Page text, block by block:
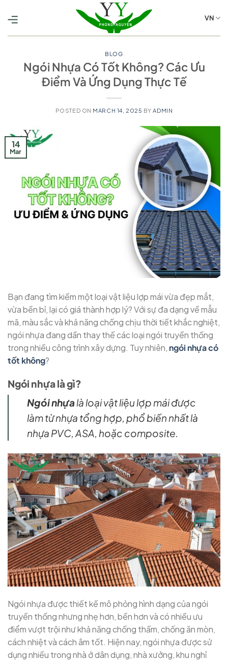
to
VN
BLOG
Ngói Nhựa Có Tốt Không? Các Ưu
Điểm Và Ứng Dụng Thực Tế
POSTED ON MARCH 14, 2025 BY ADMIN
14
Mar
Bạn đang tìm kiếm một loại vật liệu lợp mái vừa đẹp mắt,
vừa bền bỉ, lại có giá thành hợp lý? Với sự đa dạng về mẫu
mã, màu sắc và khả năng chống chịu thời tiết khắc nghiệt,
ngói nhựa đang dần thay thế các loại ngói truyền thống
trong nhiều công trình xây dựng. Tuy nhiên, ngói nhựa có
tốt không?
Ngói nhựa là gì?
Ngói nhựalà loại vật liệu lợp mái được
làm từ nhựa tổng hợp, phổ biến nhất là
nhựa PVC, ASA, hoặc composite.
Ngói nhựa được thiết kế mô phỏng hình dạng của ngói
truyền thống nhưng nhẹ hơn, bền hơn và có nhiều ưu
điểm vượt trội như khả năng chống thấm, chống ăn mòn,
cách nhiệt và cách âm tốt. Hiện nay, ngói nhựa được sử
dụng nhiều trong nhà ở dân dụng, nhà xưởng, khu nghỉ